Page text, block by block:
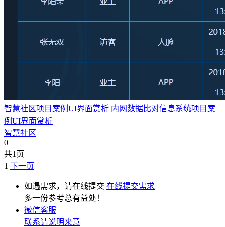
智慧社区项目案例UI界面赏析 内网数据比对信息系统项目案
例UI界面赏析
智慧社区
0
共1页
1 下一页
如遇需求，请在线提交 在线提交需求
多一份参考总有益处！
微信客服
联系请说明来意